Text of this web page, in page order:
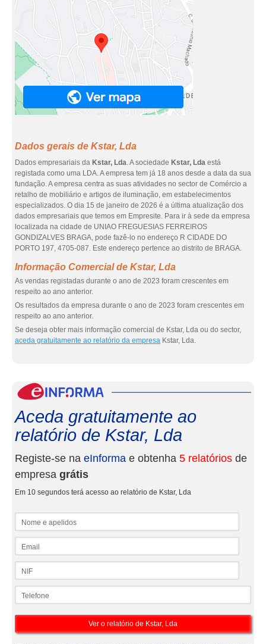
Dados gerais de Kstar, Lda
Dados empresariais da Kstar, Lda. A sociedade Kstar, Lda está
registada como uma LDA. A empresa tem já 18 anos desde a data da sua
fundação. A empresa centra as suas atividades no sector de Comércio a
retalho de mobiliário e artigos de iluminação, em estabelecimentos
especializados. O dia 15 de janeiro de 2026 é a última atualização dos
dados empresariais que temos em Empresite. Para ir à sede da empresa
localizada na cidade de UNIAO FREGUESIAS FERREIROS
GONDIZALVES BRAGA, pode fazê-lo no endereço R CIDADE DO
PORTO 197, 4705-087. Este endereço pertence ao distrito de BRAGA.
Informação Comercial de Kstar, Lda
As vendas registadas durante o ano de 2023 foram crescentes em
respeito ao ano anterior.
Os resultados da empresa durante o ano de 2023 foram crescentes em
respeito ao ano anterior.
Se deseja obter mais informação comercial de Kstar, Lda ou do sector,
aceda gratuitamente ao relatório da empresa Kstar, Lda.
Aceda gratuitamente ao
relatório de Kstar, Lda
Registe-se na eInforma e obtenha 5 relatórios de
empresa grátis
Em 10 segundos terá acesso ao relatório de Kstar, Lda